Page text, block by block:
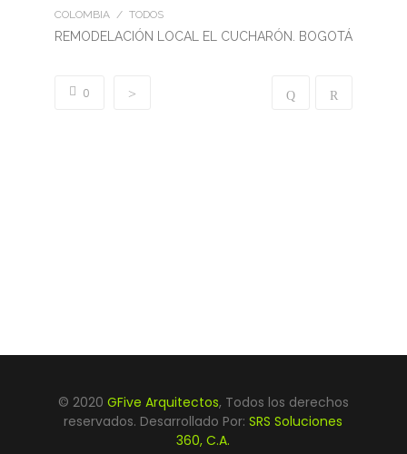
COLOMBIA / TODOS
REMODELACIÓN LOCAL EL CUCHARÓN. BOGOTÁ
0
© 2020 GFive Arquitectos, Todos los derechos
reservados. Desarrollado Por:SRS Soluciones
360, C.A.